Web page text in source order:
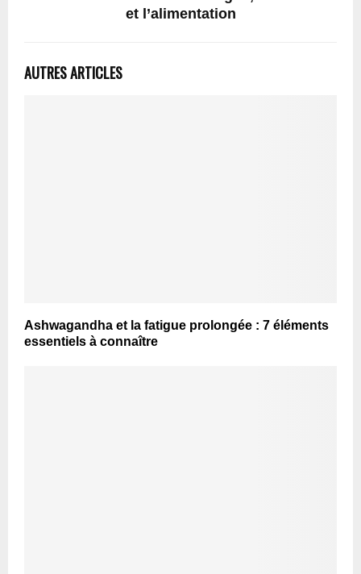
et l’alimentation
AUTRES ARTICLES
Ashwagandha et la fatigue prolongée : 7 éléments
essentiels à connaître